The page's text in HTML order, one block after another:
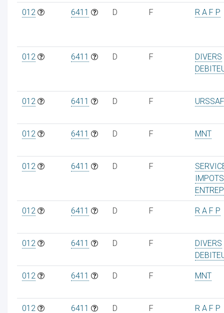
012 6411 D F R A F P
012 6411 D F
DIVERS
012 6411 D F
012 6411 D F MNT
012 6411 D F
IMPOTS
012 6411 D F R A F P
012 6411 D F
DIVERS
012 6411 D F MNT
012 6411 D F R A F P